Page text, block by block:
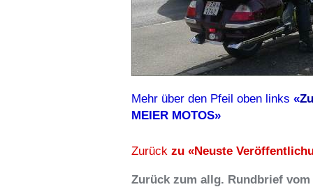
Mehr über den Pfeil oben links «
MEIER MOTOS»
Zurück zu «Neuste
Zurück zum allg. Rundbrief vom